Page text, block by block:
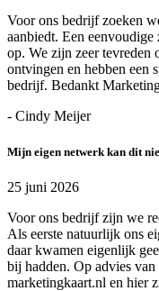
Voor ons bedrijf zoeken
aanbiedt. Een
op. We zijn zeer tevreden
ontvingen en hebben een
bedrijf. Bedankt
- Cindy Meijer
Mijn eigen netwerk kan dit
25 juni 2026
Voor ons bedrijf zijn we
Als eerste natuurlijk ons
daar kwamen eigenlijk
bij hadden. Op advies
marketingkaart.nl en hier